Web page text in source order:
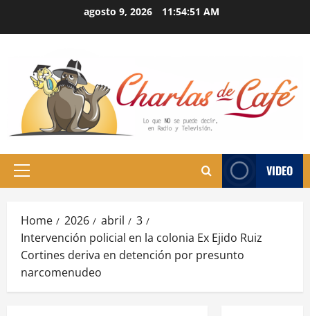
agosto 9, 2026 11:54:51 AM
Primary
VIDEO
Home 2026 abril
3
Intervención policial en la colonia Ex Ejido Ruiz
Cortines deriva en detención por presunto
narcomenudeo